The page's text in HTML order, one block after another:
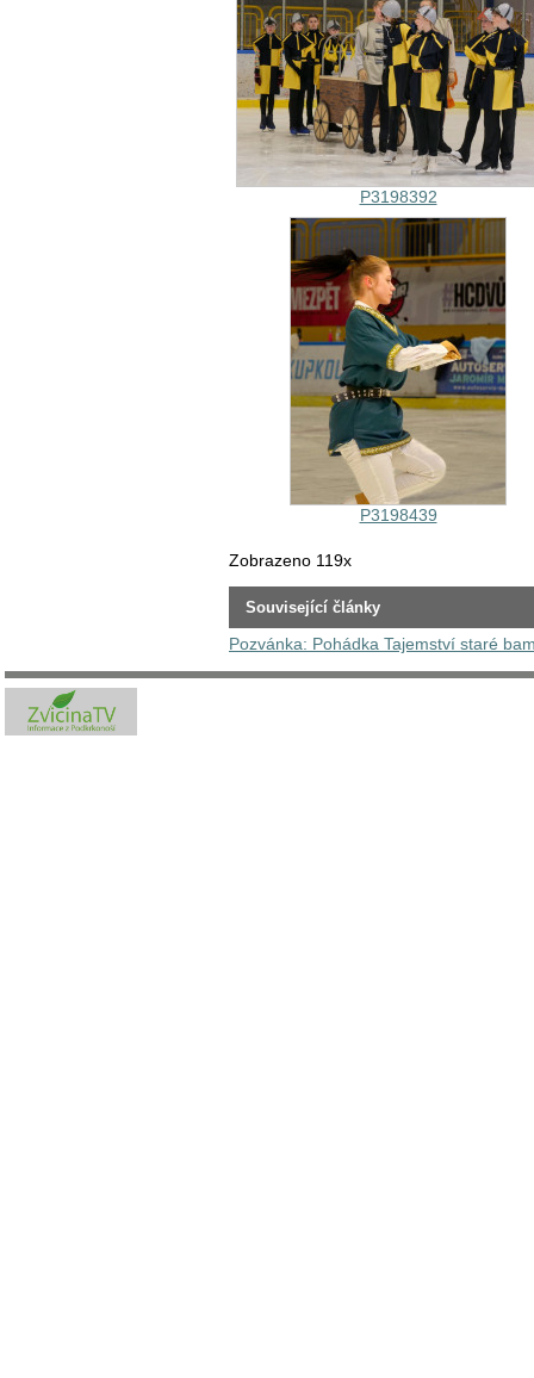
P3198392
P3198439
Zobrazeno 119x
Související články
Pozvánka: Pohádka Tajemství staré